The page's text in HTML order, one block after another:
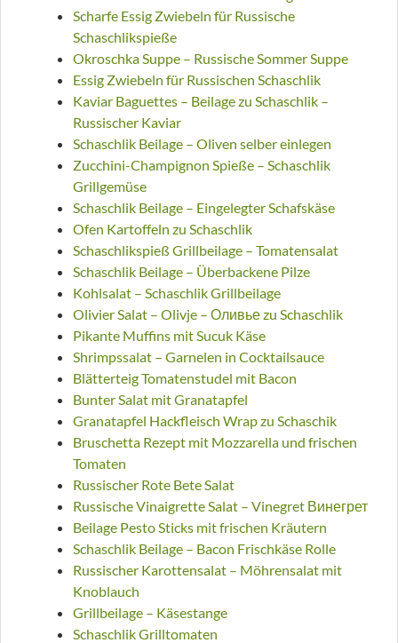
Scharfe Essig Zwiebeln für Russische
Schaschlikspieße
Okroschka Suppe – Russische Sommer Suppe
Essig Zwiebeln für Russischen Schaschlik
Kaviar Baguettes – Beilage zu Schaschlik –
Russischer Kaviar
Schaschlik Beilage – Oliven selber einlegen
Zucchini-Champignon Spieße – Schaschlik
Grillgemüse
Schaschlik Beilage – Eingelegter Schafskäse
Ofen Kartoffeln zu Schaschlik
Schaschlikspieß Grillbeilage – Tomatensalat
Schaschlik Beilage – Überbackene Pilze
Kohlsalat – Schaschlik Grillbeilage
Olivier Salat – Olivje – Оливье zu Schaschlik
Pikante Muffins mit Sucuk Käse
Shrimpssalat – Garnelen in Cocktailsauce
Blätterteig Tomatenstudel mit Bacon
Bunter Salat mit Granatapfel
Granatapfel Hackfleisch Wrap zu Schaschik
Bruschetta Rezept mit Mozzarella und frischen
Tomaten
Russischer Rote Bete Salat
Russische Vinaigrette Salat – Vinegret Винегрет
Beilage Pesto Sticks mit frischen Kräutern
Schaschlik Beilage – Bacon Frischkäse Rolle
Russischer Karottensalat – Möhrensalat mit
Knoblauch
Grillbeilage – Käsestange
Schaschlik Grilltomaten